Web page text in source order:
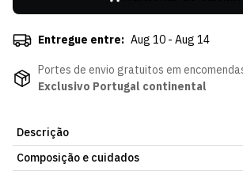
Entregue entre: Aug 10 - Aug 14
Portes de envio gratuitos em
Exclusivo Portugal continental
Descrição
Crop Top Grace Preto, em tecido leve para
Composição e cuidados